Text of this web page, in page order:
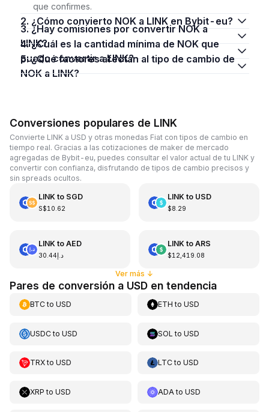
que confirmes.
2. ¿Cómo convierto NOK a LINK en Bybit-eu?
3. ¿Hay comisiones por convertir NOK a
LINK?
4. ¿Cuál es la cantidad mínima de NOK que
puedo convertir a LINK?
5. ¿Qué factores afectan al tipo de cambio de
NOK a LINK?
Conversiones populares de LINK
Convierte LINK a USD y otras monedas Fiat con tipos de cambio en
tiempo real. Gracias a las cotizaciones de maker de mercado
agregadas de Bybit-eu, puedes consultar el valor actual de tu LINK y
convertir con confianza, disfrutando de tipos de cambio precisos y
sin spreads ocultos.
LINKto SGD
S$10.62
LINKto USD
$8.29
LINKto AED
د.إ30.44
LINKto ARS
$12,419.08
Ver más ↓
Pares de conversión a USD en tendencia
BTCto USD ETH toUSD
USDCto USD SOL toUSD
TRXto USD LTCtoUSD
XRP to USD ADA toUSD